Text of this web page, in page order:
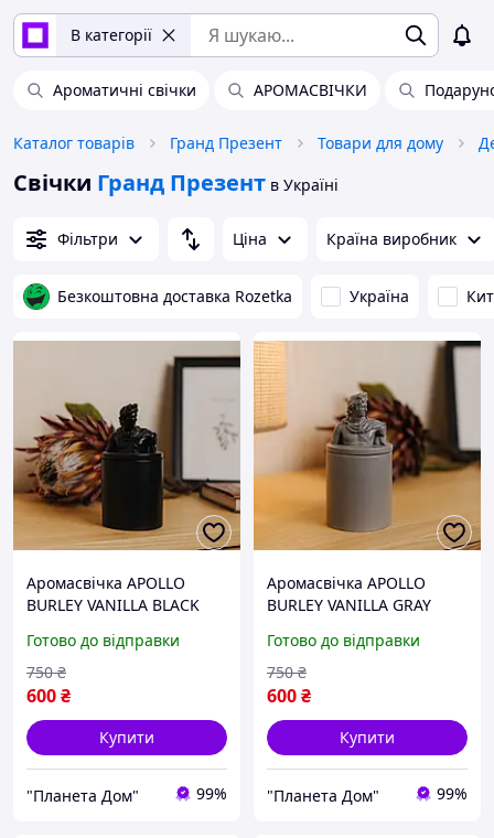
В категорії
Ароматичні свічки АРОМАСВІЧКИ
Каталог товарів Гранд Презент Товари для дому
Свічки Гранд Презент в Україні
Фільтри Ціна Країна виробник
Безкоштовна доставка Rozetka Україна
Аромасвічка APOLLO
BURLEY VANILLA BLACK
35h
Готово до відправки
600₴
750 ₴
Купити
"Планета Дом" 99%
Аромасвічка APOLLO
BURLEY VANILLA GRAY
35h
Готово до відправки
600₴
750 ₴
Купити
"Планета Дом" 99%